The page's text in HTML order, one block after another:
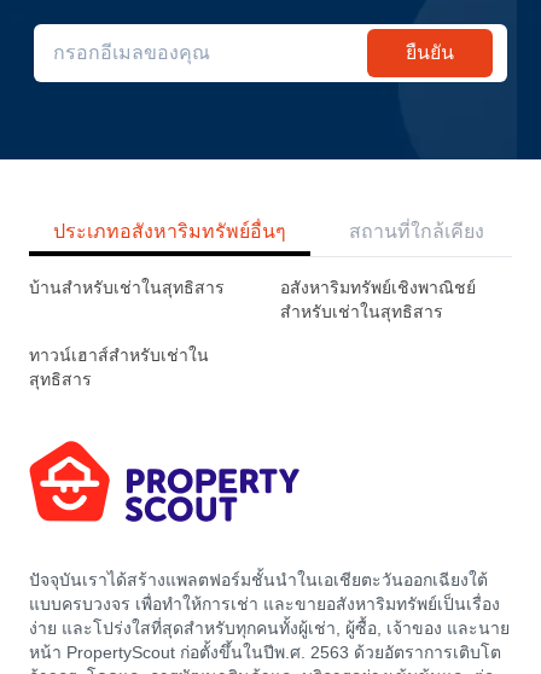
ยืนยัน
ประเภทอสังหาริมทรัพย์อื่นๆ สถานที่ใกล้เคียง
บ้านสำหรับเช่าในสุทธิสาร
อสังหาริมทรัพย์เชิงพาณิชย์
สำหรับเช่าในสุทธิสาร
ทาวน์เฮาส์สำหรับเช่าใน
สุทธิสาร
ปัจจุบันเราได้สร้างแพลตฟอร์มชั้นนำในเอเชียตะวันออกเฉียงใต้
แบบครบวงจร เพื่อทำให้การเช่า และขายอสังหาริมทรัพย์เป็นเรื่อง
ง่าย และโปร่งใสที่สุดสำหรับทุกคนทั้งผู้เช่า, ผู้ซื้อ, เจ้าของ และนาย
หน้า PropertyScout ก่อตั้งขึ้นในปีพ.ศ. 2563 ด้วยอัตราการเติบโต